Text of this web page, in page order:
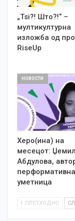
„Tsi?! Што?!“ –
мултикултурна
изложба од
RiseUp
НОВОСТИ
Херо(ина) на
месецот:
Абдулова,
перформативна
уметница
ПРЕТХОДНО